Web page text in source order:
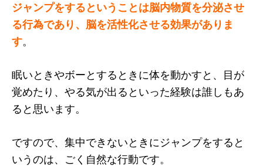
ジャンプをするということは脳内物質を分泌させ
る行為であり、脳を活性化させる効果がありま
す。
眠いときやボーとするときに体を動かすと、目が
覚めたり、やる気が出るといった経験は誰しもあ
ると思います。
ですので、集中できないときにジャンプをすると
いうのは、ごく自然な行動です。